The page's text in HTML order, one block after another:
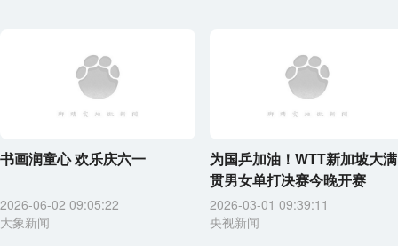
书画润童心 欢乐庆六一
2026-06-02 09:05:22
大象新闻
为国乒加油！WTT新加坡大满
贯男女单打决赛今晚开赛
2026-03-01 09:39:11
央视新闻